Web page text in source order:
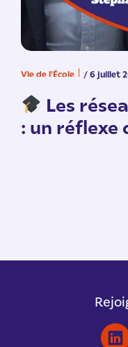
Vie de l'École / 6 juillet
Les
: un réflexe